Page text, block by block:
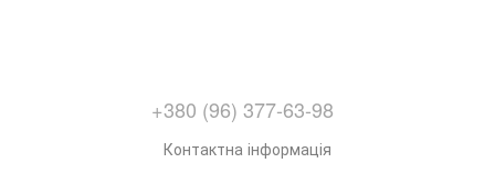
+380 (96) 377-63-98
Контактна інформація